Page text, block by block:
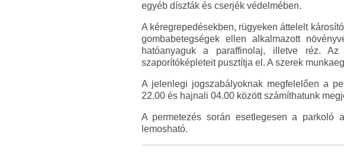
egyéb díszfák és cserjék védelmében.
A kéregrepedésekben, rügyeken áttelelt
gombabetegségek ellen alkalmazott
hatóanyaguk a paraffinolaj, illetve réz.
szaporítóképleteit pusztítja el. A szerek
A jelenlegi jogszabályoknak megfelelően a
22.00 és hajnali 04.00 között számíthatunk
A permetezés során esetlegesen a parkoló
lemosható.